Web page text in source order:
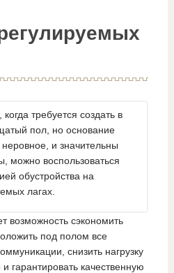
когда требуется создать в
пол, но основание
и значительны
можно воспользоваться
обустройства на
лагах.
возможность сэкономить
под полом все
снизить нагрузку
гарантировать качественную